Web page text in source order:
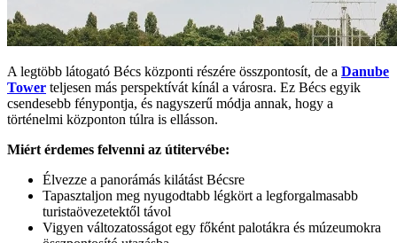
A legtöbb látogató Bécs központi részére összpontosít, de a Danube
Tower teljesen más perspektívát kínál a városra. Ez Bécs egyik
csendesebb fénypontja, és nagyszerű módja annak, hogy a
történelmi központon túlra is ellásson.
Miért érdemes felvenni az útitervébe:
Élvezze a panorámás kilátást Bécsre
Tapasztaljon meg nyugodtabb légkört a legforgalmasabb
turistaövezetektől távol
Vigyen változatosságot egy főként palotákra és múzeumokra